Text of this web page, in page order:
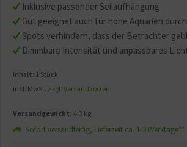
Inklusive passender Seilaufhängung
Gut geeignet auch für hohe Aquarien
Spots verhindern, dass der Betrachter
Dimmbare Intensität und anpassbares
Inhalt: 1 Stück
inkl. MwSt. zzgl. Versandkosten
Versandgewicht: 4.3 kg
Sofort versandfertig, Lieferzeit ca. 1-3 Werktage**